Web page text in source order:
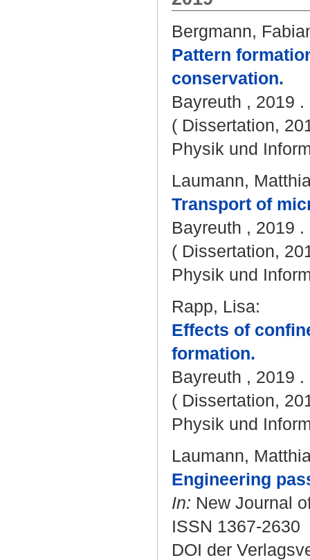
Bergmann,
Pattern
conservation.
Bayreuth , 2019 .
( Dissertation,
Physik und
Laumann,
Transport of
Bayreuth , 2019
( Dissertation,
Physik und
Rapp, Lisa:
Effects of
formation.
Bayreuth , 2019
( Dissertation,
Physik und
Laumann,
Engineering
In: New Journal
ISSN 1367-2630
DOI der